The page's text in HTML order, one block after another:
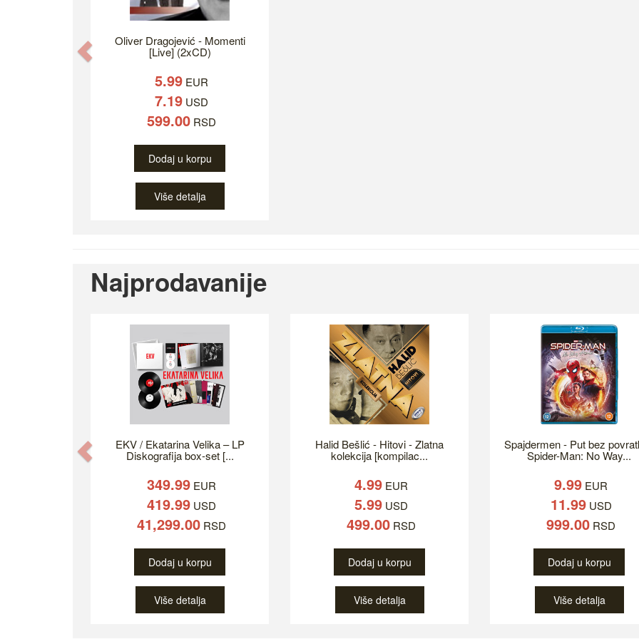
Oliver Dragojević - Momenti
[Live] (2xCD)
5.99 EUR
7.19 USD
599.00 RSD
Dodaj u korpu
Više detalja
Previous
Najprodavanije
EKV / Ekatarina Velika – LP
Diskografija box-set [...
349.99 EUR
419.99 USD
41,299.00 RSD
Dodaj u korpu
Više detalja
Halid Bešlić - Hitovi - Zlatna
kolekcija [kompilac...
4.99 EUR
5.99 USD
499.00 RSD
Dodaj u korpu
Više detalja
Spajdermen - Put bez
Spider-Man: No Way...
9.99 EUR
11.99USD
999.00 RSD
Dodaj u korpu
Više detalja
Previous